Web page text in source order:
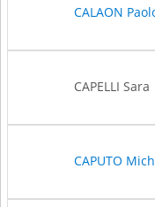
CALAON
CAPELLI Sara
CAPUTO